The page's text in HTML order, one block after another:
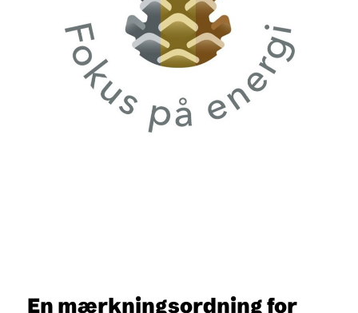
En mærkningsordning for